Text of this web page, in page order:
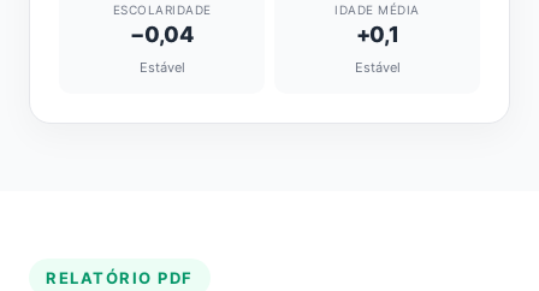
ESCOLARIDADE
−0,04
Estável
IDADE MÉDIA
+0,1
Estável
RELATÓRIO PDF